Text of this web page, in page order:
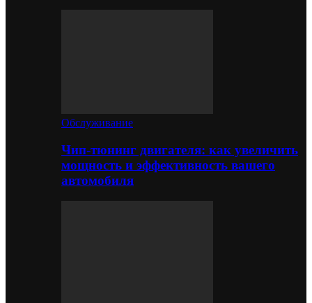
Обслуживание
Чип-тюнинг двигателя: как увеличить
мощность и эффективность вашего
автомобиля